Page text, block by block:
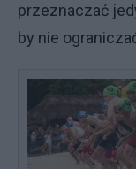
przeznaczać
by nie